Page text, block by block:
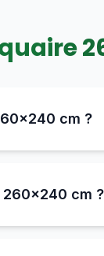
cm ?
cm ?